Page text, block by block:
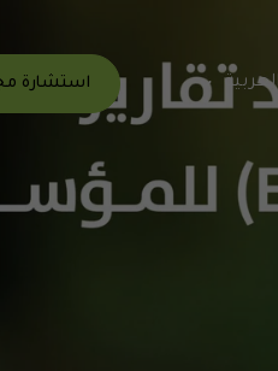
العربية استشارة